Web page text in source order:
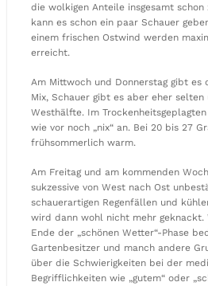
die wolkigen Anteile insgesamt
kann es schon ein paar Schauer
einem frischen Ostwind werden
erreicht.
Am Mittwoch und Donnerstag gibt es
Mix, Schauer gibt es aber eher
Westhälfte. Im
wie vor noch „nix“ an. Bei 20 bis 27
frühsommerlich warm.
Am Freitag und am kommenden
sukzessive von West nach Ost
schauerartigen Regenfällen und
wird dann wohl nicht mehr geknackt.
Ende der „schönen Wetter“-Phase
Gartenbesitzer und manch andere
über die Schwierigkeiten bei der
Begrifflichkeiten wie „gutem“ oder